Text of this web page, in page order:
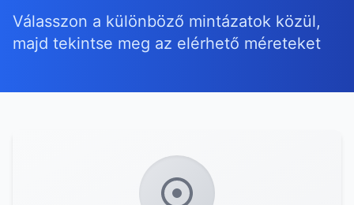
Válasszon a különböző mintázatok közül,
majd tekintse meg az elérhető méreteket